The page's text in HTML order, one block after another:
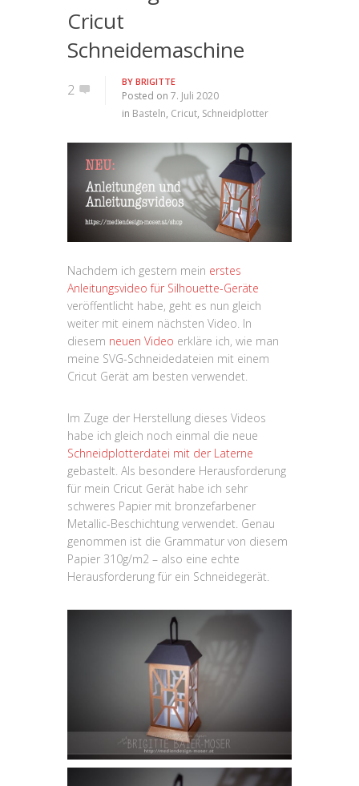
Cricut
Schneidemaschine
2 BY BRIGITTE
Posted on 7. Juli 2020
in Basteln, Cricut, Schneidplotter
Nachdem ich gestern mein erstes
Anleitungsvideo für Silhouette-Geräte
veröffentlicht habe, geht es nun gleich
weiter mit einem nächsten Video. In
diesem neuen Video erkläre ich, wie man
meine SVG-Schneidedateien mit einem
Cricut Gerät am besten verwendet.
Im Zuge der Herstellung dieses Videos
habe ich gleich noch einmal die neue
Schneidplotterdatei mit der Laterne
gebastelt. Als besondere Herausforderung
für mein Cricut Gerät habe ich sehr
schweres Papier mit bronzefarbener
Metallic-Beschichtung verwendet. Genau
genommen ist die Grammatur von diesem
Papier 310g/m2 – also eine echte
Herausforderung für ein Schneidegerät.